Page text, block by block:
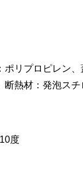
ポリプロピレン、
断熱材：発泡スチ
度